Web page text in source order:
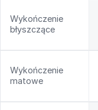
Wykończenie
błyszczące
Wykończenie
matowe